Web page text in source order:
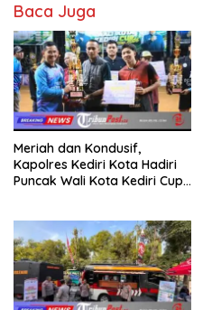
Baca Juga
Meriah dan Kondusif,
Kapolres Kediri Kota Hadiri
Puncak Wali Kota Kediri Cup